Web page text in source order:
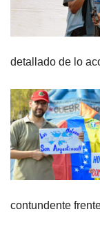
detallado de lo
contundente